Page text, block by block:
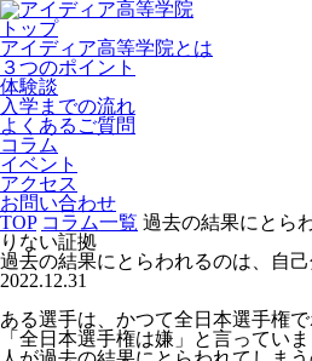
トップ
アイディア高等学院とは
３つのポイント
体験談
入学までの流れ
よくあるご質問
コラム
イベント
アクセス
お問い合わせ
TOP コラム一覧 過去の結果にとら
りない証拠
過去の結果にとらわれるのは、自
2022.12.31
ある選手は、かつて全日本選手権
「全日本選手権は嫌」と言っていま